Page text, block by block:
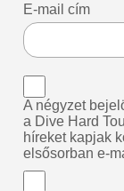
E-mail cím
A négyzet
a Dive Hard
híreket kapjak
elsősorban e-